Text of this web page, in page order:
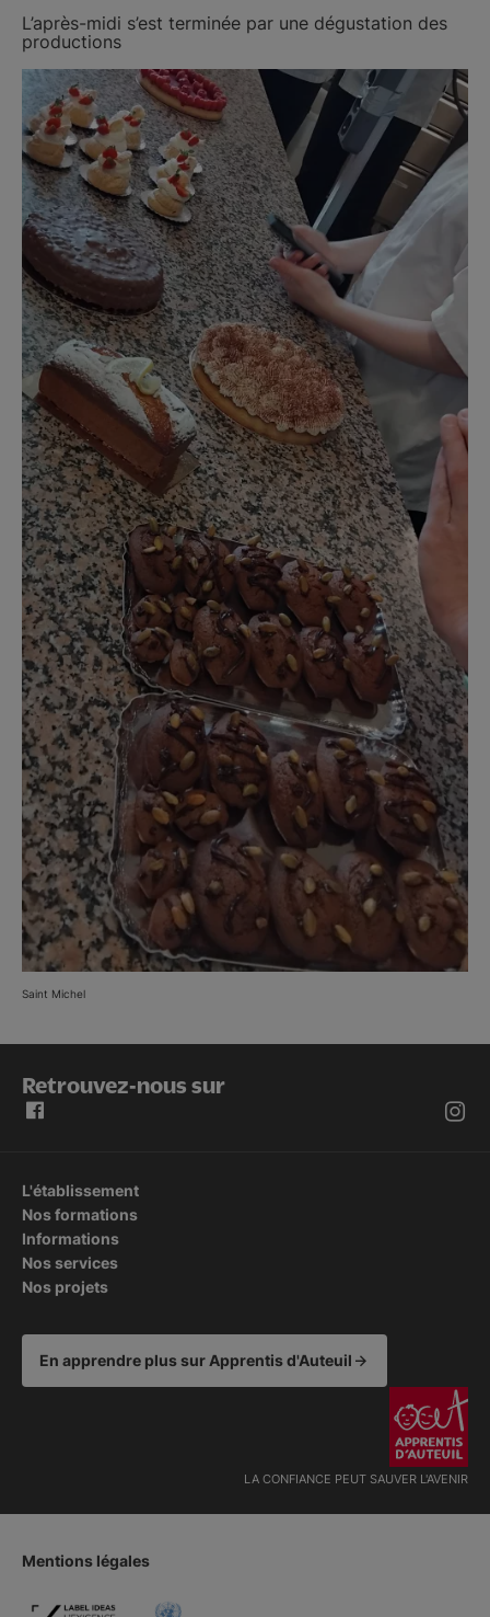
Saint Michel
L’après-midi s’est terminée par une dégustation des
productions
Retrouvez-nous sur
L'établissement
Nos formations
Informations
Nos services
Nos projets
En apprendre plus sur Apprentis d'Auteuil
LA CONFIANCE PEUT SAUVER L'AVENIR
Mentions légales